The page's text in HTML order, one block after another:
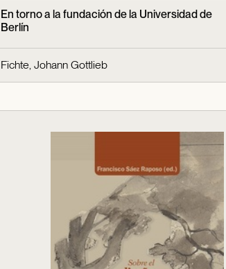
En torno a la fundación de la Universidad de
Berlín
Fichte, Johann Gottlieb